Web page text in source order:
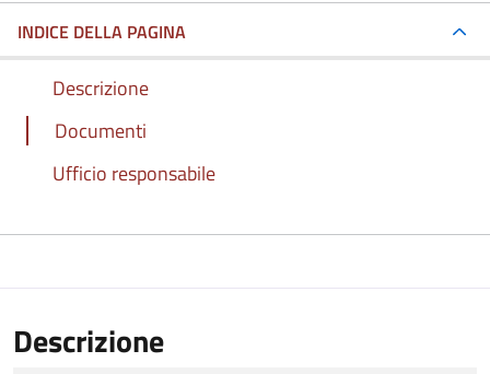
INDICE DELLA PAGINA
Descrizione
Documenti
Ufficio responsabile
Descrizione